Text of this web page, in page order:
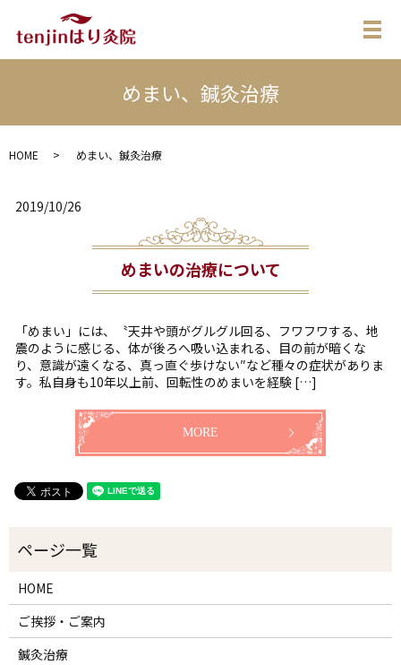
メ
めまい、鍼灸治療
HOME めまい、鍼灸治療
2019/10/26
めまいの治療について
「めまい」には、〝天井や頭がグルグル回る、フワフワする、地
震のように感じる、体が後ろへ吸い込まれる、目の前が暗くな
り、意識が遠くなる、真っ直ぐ歩けない″など種々の症状がありま
す。私自身も10年以上前、回転性のめまいを経験 […]
MORE
HOME
ご挨拶・ご案内
鍼灸治療